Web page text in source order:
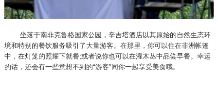
坐落于南非克鲁格国家公园，辛吉塔酒店以其原始的自然生态环
境和特别的餐饮服务吸引了大量游客。在那里，你可以住在非洲帐篷
中，在灯笼的照耀下就餐;或者说你也可以在灌木丛中品尝早餐。幸运
的话，还会有一些意想不到的“游客”同你一起享受美食哦。